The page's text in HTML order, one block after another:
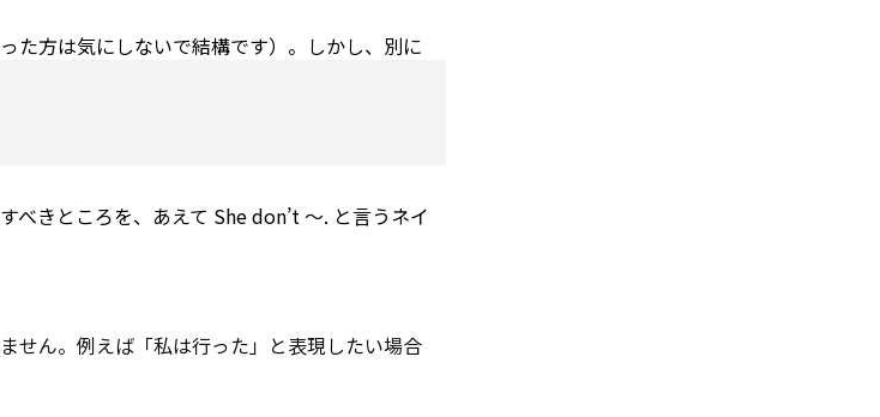
た方は気にしないで結構です）。しかし、別に
べきところを、あえて She don’t ～. と言うネイ
せん。例えば「私は行った」と表現したい場合